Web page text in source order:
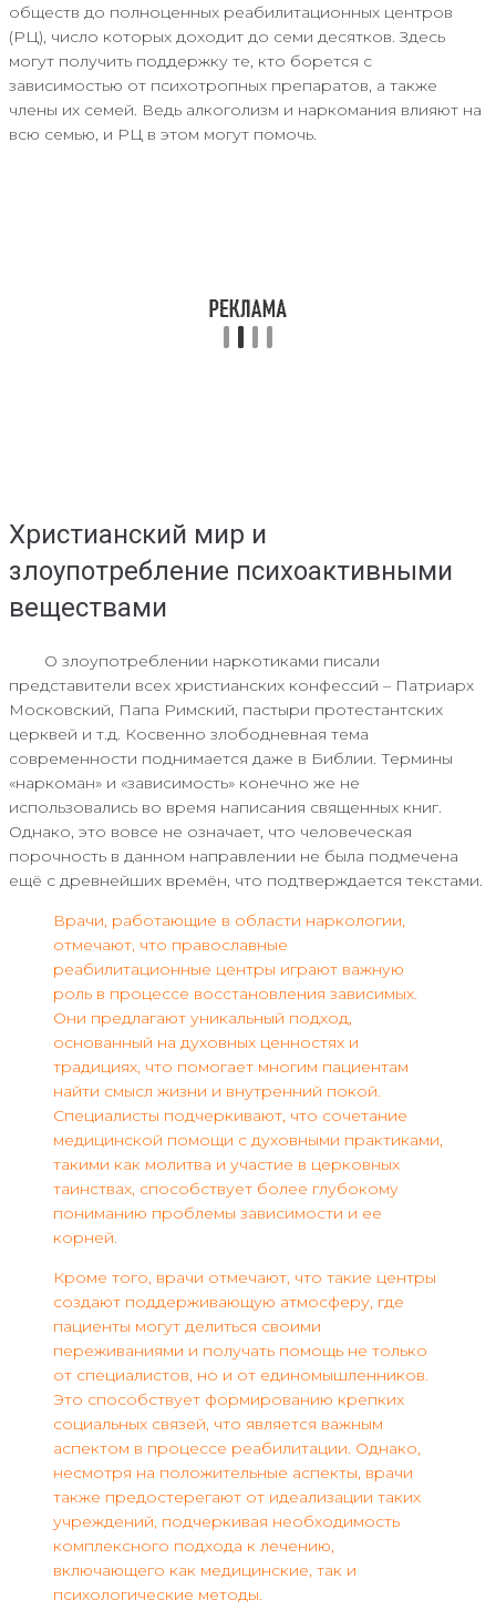
обществ до полноценных реабилитационных центров
(РЦ), число которых доходит до семи десятков. Здесь
могут получить поддержку те, кто борется с
зависимостью от психотропных препаратов, а также
члены их семей. Ведь алкоголизм и наркомания влияют на
всю семью, и РЦ в этом могут помочь.
Христианский мир и
злоупотребление психоактивными
веществами
О злоупотреблении наркотиками писали
представители всех христианских конфессий – Патриарх
Московский, Папа Римский, пастыри протестантских
церквей и т.д. Косвенно злободневная тема
современности поднимается даже в Библии. Термины
«наркоман» и «зависимость» конечно же не
использовались во время написания священных книг.
Однако, это вовсе не означает, что человеческая
порочность в данном направлении не была подмечена
ещё с древнейших времён, что подтверждается текстами.
Врачи, работающие в области наркологии,
отмечают, что православные
реабилитационные центры играют важную
роль в процессе восстановления зависимых.
Они предлагают уникальный подход,
основанный на духовных ценностях и
традициях, что помогает многим пациентам
найти смысл жизни и внутренний покой.
Специалисты подчеркивают, что сочетание
медицинской помощи с духовными практиками,
такими как молитва и участие в церковных
таинствах, способствует более глубокому
пониманию проблемы зависимости и ее
корней.
Кроме того, врачи отмечают, что такие центры
создают поддерживающую атмосферу, где
пациенты могут делиться своими
переживаниями и получать помощь не только
от специалистов, но и от единомышленников.
Это способствует формированию крепких
социальных связей, что является важным
аспектом в процессе реабилитации. Однако,
несмотря на положительные аспекты, врачи
также предостерегают от идеализации таких
учреждений, подчеркивая необходимость
комплексного подхода к лечению,
включающего как медицинские, так и
психологические методы.